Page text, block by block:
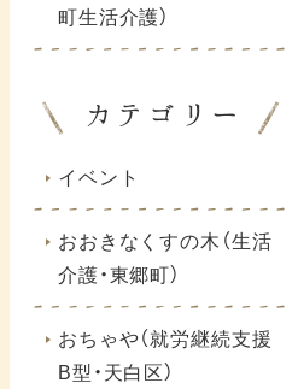
町生活介護）
イベント
おおきなくすの木（生活
介護・東郷町）
おちゃや（就労継続支援
B型・天白区）